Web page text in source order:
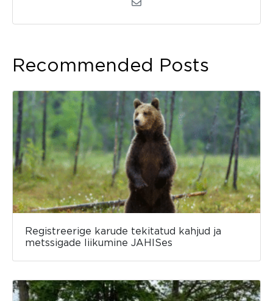
Recommended Posts
Registreerige karude tekitatud kahjud ja
metssigade liikumine JAHISes